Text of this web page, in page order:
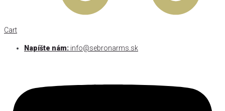
Cart
Napíšte nám: info@sebronarms.sk